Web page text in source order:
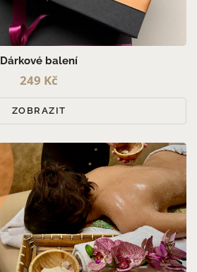
Dárkové balení
249 Kč
ZOBRAZIT